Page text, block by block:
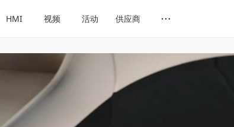
HMI 视频 活动 供应商